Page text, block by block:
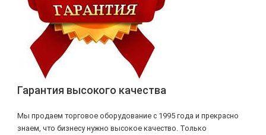
Гарантия высокого качества
Мы продаем торговое оборудование с 1995 года и прекрасно
знаем, что бизнесу нужно высокое качество. Только